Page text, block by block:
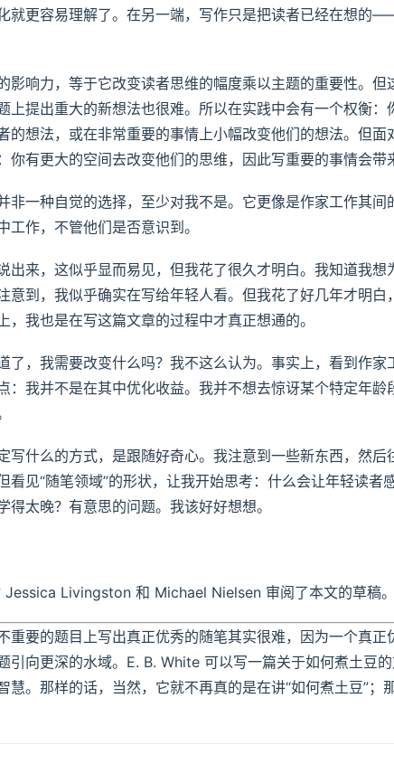
就更容易理解了。在另一端，写作只是把读者已经在想
影响力，等于它改变读者思维的幅度乘以主题的重要性。
上提出重大的新想法也很难。所以在实践中会有一个权衡：
的想法，或在非常重要的事情上小幅改变他们的想法。但
你有更大的空间去改变他们的思维，因此写重要的事情会带
非一种自觉的选择，至少对我不是。它更像是作家工作其
工作，不管他们是否意识到。
出来，这似乎显而易见，但我花了很久才明白。我知道我
意到，我似乎确实在写给年轻人看。但我花了好几年才明白
，我也是在写这篇文章的过程中才真正想通的。
了，我需要改变什么吗？我不这么认为。事实上，看到作家
：我并不是在其中优化收益。我并不想去惊讶某个特定年
写什么的方式，是跟随好奇心。我注意到一些新东西，然后
看见“随笔领域”的形状，让我开始思考：什么会让年轻读者
得太晚？有意思的问题。我该好好想想。
Jessica Livingston 和 Michael Nielsen 审阅了本文的草稿。
重要的题目上写出真正优秀的随笔其实很难，因为一个真
引向更深的水域。E. B. White 可以写一篇关于如何煮土豆
慧。那样的话，当然，它就不再真的是在讲“如何煮土豆”；